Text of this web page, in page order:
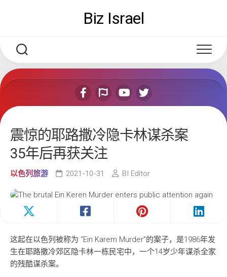
Biz Israel
震惊的耶路撒冷隐卡林谋杀案
35年后再获关注
以色列旅游 2021-10-31 BI Editor
这起在以色列被称为 “Ein Karem Murder”的案子，是1986年发
生在耶路撒冷郊区隐卡林一栋民宅中，一个14岁少年谋杀全家
的残酷谋杀案。